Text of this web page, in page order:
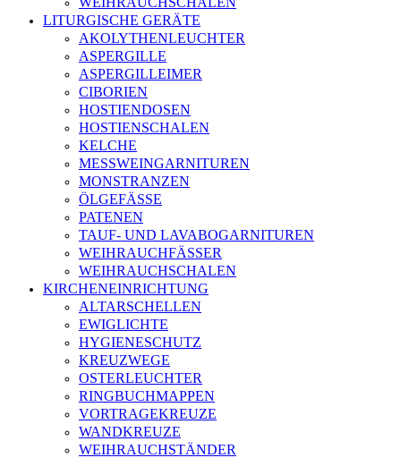
LITURGISCHE GERÄTE
AKOLYTHENLEUCHTER
ASPERGILLE
ASPERGILLEIMER
CIBORIEN
HOSTIENDOSEN
HOSTIENSCHALEN
KELCHE
MESSWEINGARNITUREN
MONSTRANZEN
ÖLGEFÄSSE
PATENEN
TAUF- UND LAVABOGARNITUREN
WEIHRAUCHFÄSSER
WEIHRAUCHSCHALEN
KIRCHENEINRICHTUNG
ALTARSCHELLEN
EWIGLICHTE
HYGIENESCHUTZ
KREUZWEGE
OSTERLEUCHTER
RINGBUCHMAPPEN
VORTRAGEKREUZE
WANDKREUZE
WEIHRAUCHSTÄNDER